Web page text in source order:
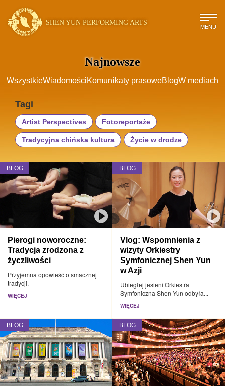
SHEN YUN PERFORMING ARTS MENU
Najnowsze
WszystkieWiadomościKomunikaty prasoweBlogW mediach
Tagi
Artist Perspectives Fotoreportaże
Tradycyjna chińska kultura Życie w drodze
BLOG
Pierogi noworoczne:
Tradycja zrodzona z
życzliwości
Przyjemna opowieść o smacznej
tradycji.
WIĘCEJ
BLOG
Vlog: Wspomnienia z
wizyty Orkiestry
Symfonicznej Shen Yun
w Azji
Ubiegłej jesieni Orkiestra
Symfoniczna Shen Yun odbyła...
WIĘCEJ
BLOG BLOG